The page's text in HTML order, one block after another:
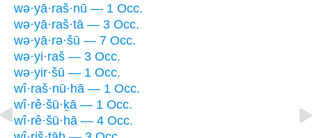
wə·yā·raš·nū — 1 Occ.
wə·yā·raš·tā — 3 Occ.
wə·yā·rə·šū — 7 Occ.
wə·yi·raš — 3 Occ.
wə·yir·šū — 1 Occ.
wî·raš·nū·hā — 1 Occ.
wî·rê·šū·ḵā — 1 Occ.
wî·rê·šū·hā — 4 Occ.